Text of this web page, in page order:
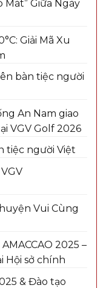
Mát” Giữa Ngày
Giải Mã Xu
bàn tiệc người
An Nam giao
VGV Golf 2026
tiệc người Việt
Vui Cùng
2025 –
Hội sở chính
& Đào tạo